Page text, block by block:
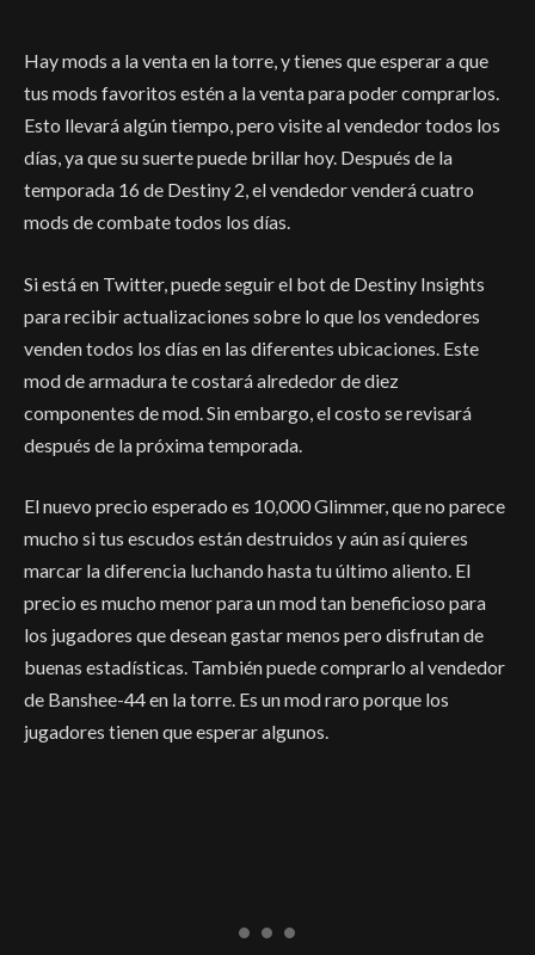
Hay mods a la venta en la torre, y tienes que esperar a que
tus mods favoritos estén a la venta para poder comprarlos.
Esto llevará algún tiempo, pero visite al vendedor todos los
días, ya que su suerte puede brillar hoy. Después de la
temporada 16 de Destiny 2, el vendedor venderá cuatro
mods de combate todos los días.
Si está en Twitter, puede seguir el bot de Destiny Insights
para recibir actualizaciones sobre lo que los vendedores
venden todos los días en las diferentes ubicaciones. Este
mod de armadura te costará alrededor de diez
componentes de mod. Sin embargo, el costo se revisará
después de la próxima temporada.
El nuevo precio esperado es 10,000 Glimmer, que no parece
mucho si tus escudos están destruidos y aún así quieres
marcar la diferencia luchando hasta tu último aliento. El
precio es mucho menor para un mod tan beneficioso para
los jugadores que desean gastar menos pero disfrutan de
buenas estadísticas. También puede comprarlo al vendedor
de Banshee-44 en la torre. Es un mod raro porque los
jugadores tienen que esperar algunos.